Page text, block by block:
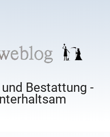
Bestattung -